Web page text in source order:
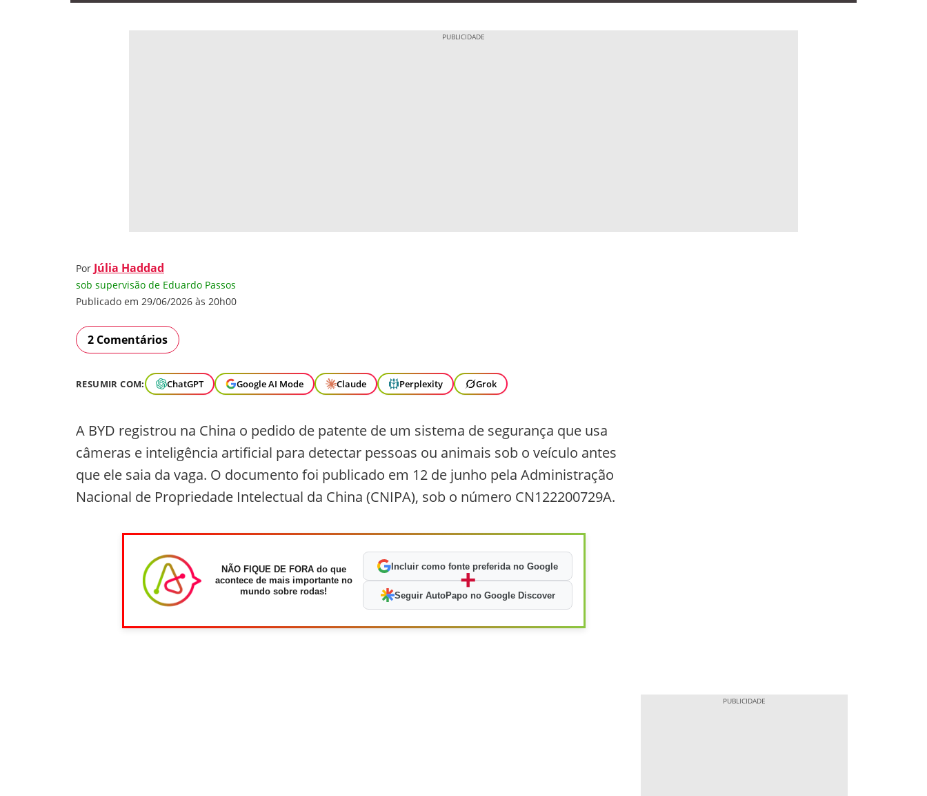
Por Júlia Haddad
sob supervisão de Eduardo Passos
Publicado em 29/06/2026 às 20h00
2 Comentários
RESUMIR COM: ChatGPT Google AI Mode Claude Perplexity Grok
A BYD registrou na China o pedido de patente de um sistema de segurança que usa
câmeras e inteligência artificial para detectar pessoas ou animais sob o veículo antes
que ele saia da vaga. O documento foi publicado em 12 de junho pela Administração
Nacional de Propriedade Intelectual da China (CNIPA), sob o número CN122200729A.
NÃO FIQUE DE FORA do que
acontece de mais importante no
mundo sobre rodas!
Incluir como fonte preferida no Google
+
Seguir AutoPapo no Google Discover